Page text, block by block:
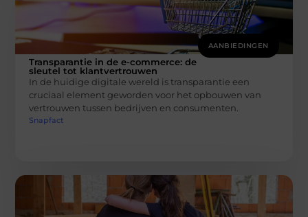
AANBIEDINGEN
Transparantie in de e-commerce: de
sleutel tot klantvertrouwen
In de huidige digitale wereld is transparantie een
cruciaal element geworden voor het opbouwen van
vertrouwen tussen bedrijven en consumenten.
Snapfact